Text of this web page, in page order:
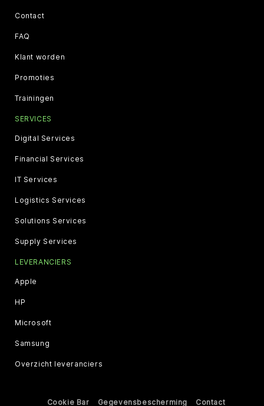
Contact
FAQ
Klant worden
Promoties
Trainingen
SERVICES
Digital Services
Financial Services
IT Services
Logistics Services
Solutions Services
Supply Services
LEVERANCIERS
Apple
HP
Microsoft
Samsung
Overzicht leveranciers
Cookie Bar Gegevensbescherming Contact